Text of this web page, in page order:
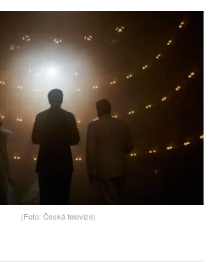
(Foto: Česká televize)